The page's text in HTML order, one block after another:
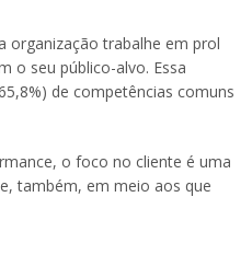
organização trabalhe em prol
o seu público-alvo. Essa
de competências comuns
o foco no cliente é uma
também, em meio aos que